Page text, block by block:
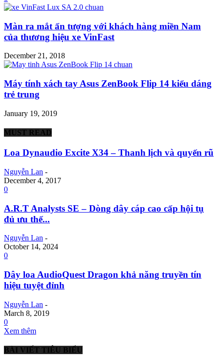
Màn ra mắt ấn tượng với khách hàng miền Nam
của thương hiệu xe VinFast
December 21, 2018
Máy tính xách tay Asus ZenBook Flip 14 kiểu dáng
trẻ trung
January 19, 2019
MUST READ
Loa Dynaudio Excite X34 – Thanh lịch và quyến rũ
Nguyễn Lan -
December 4, 2017
0
A.R.T Analysts SE – Dòng dây cáp cao cấp hội tụ
đủ ưu thế...
Nguyễn Lan -
October 14, 2024
0
Dây loa AudioQuest Dragon khả năng truyền tín
hiệu tuyệt đỉnh
Nguyễn Lan -
March 8, 2019
0
Xem thêm
BÀI VIẾT TIÊU BIỂU